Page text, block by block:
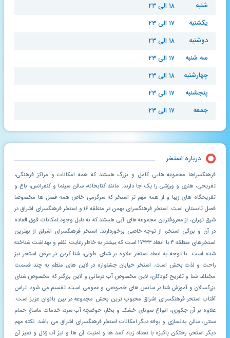
شنبه
۱۸ الی ۲۳
یکشنبه
۱۷ الی ۲۳
دوشنبه
۱۸ الی ۲۳
سه شنبه
۱۷ الی ۲۳
چهارشنبه
۱۸ الی ۲۳
پنجشنبه
۱۷ الی ۲۳
جمعه
۱۷ الی ۲۳
درباره استخر
فرهنگسراها مجموعه هایی کامل و بزرگ هستند که همه امکانات و مراکز فرهنگی،
تفریحی، هنری و ورزشی را یک جا دارند. مانند کتابخانه، سالن سینما و کنفرانس، باغ و
تفریحگاه های زیبا و از همه مهم تر استخر که سرگرمی خاص همه فصل ها مخصوصا
فصل تابستان است. استخر فرهنگسرای بهمن در منطقه ۱۶ و استخر فرهنگسرای اشراق در
شرق تهران، از معروفترین مجموعه های آبی هستند که به دلیل وجود امکانات فوق العاده
در آن و بزرگی استخر، از توجه خاصی برخوردارند. استخر فرهنگسرای اشراق از بهترین
استخرهای منطقه ۴ با ابعاد ۳۳*۱۷ است که بیشتر به خاطر رعایت نظم و بهداشت شناخته
شده است. با توجه به ابعاد استخر علاوه بر شنای طولی، شنا کردن در عرض استخر نیز
راحت و لذت بخش است. استخر خیابان جشنواره در لاین های منظم به چند قسمت
مختلف شنا و تفریح کودکان، لاین مخصوص آب درمانی و لاین بزرگتر که مخصوص شنای
بزرگسالان و آموزش شنا در سانس های خصوصی و عمومی است، تقسیم می شود. تراس
آفتاب استخر فرهنگسرای اشراق محبوب ترین بخش مجموعه در بین بانوان عزیز است.
علاوه بر آن جکوزی، انواع سونای خشک و بخار، حوضچه آب سرد، خدمات ماساژ، حمام
سنتی، سالن بدنسازی و بوفه دیگر امکانات استخر فرهنگسرای اشراق می باشد. نکته مهم
دیگر استخر، رختکن پاکیزه با تعداد زیاد کمد ها و امنیت آن ها و نیز آب زلال و تمیز آن